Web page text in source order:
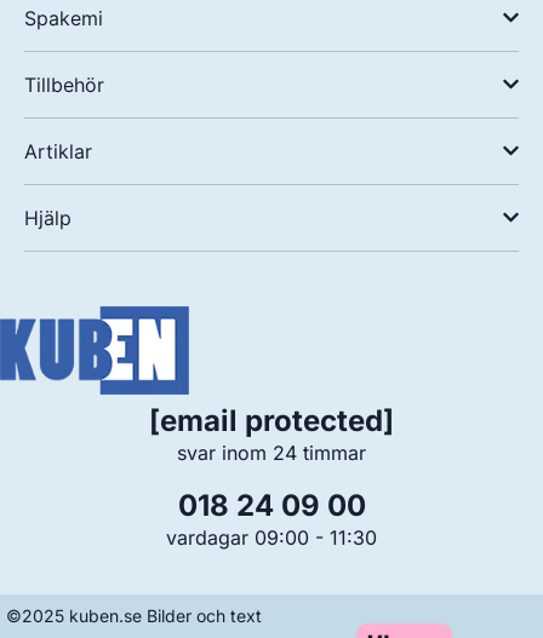
Spakemi
Tillbehör
Artiklar
Hjälp
018 24 09 00
vardagar 09:00 - 11:30
[email protected]
svar inom 24 timmar
©2025 kuben.se Bilder och text